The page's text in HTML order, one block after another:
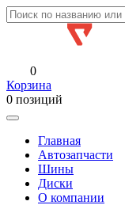
0
Корзина
0 позиций
Главная
Автозапчасти
Шины
Диски
О компании